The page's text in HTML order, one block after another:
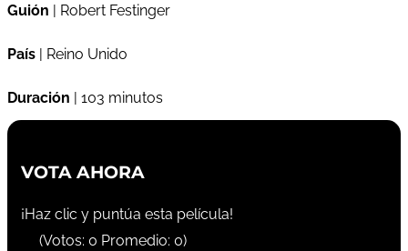
Guión | Robert Festinger
País | Reino Unido
Duración | 103 minutos
VOTA AHORA
¡Haz clic y puntúa esta película!
(Votos: 0 Promedio: 0)